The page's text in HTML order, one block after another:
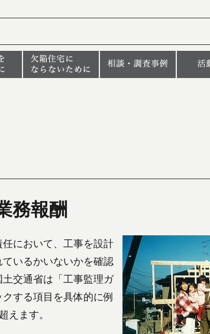
務報酬
において、工事を設計
いるかいないかを確認
交通省は「工事監理ガ
する項目を具体的に例
えます。